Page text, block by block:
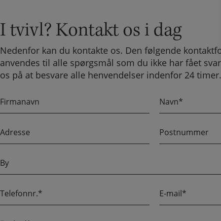
I tvivl? Kontakt os i dag
Nedenfor kan du kontakte os. Den følgende
anvendes til alle spørgsmål som du ikke har fået
os på at besvare alle henvendelser indenfor 24 timer.
i
r
m
a
a
a
v
n
d
r
e
s
e
o
s
m
y
e
l
-
m